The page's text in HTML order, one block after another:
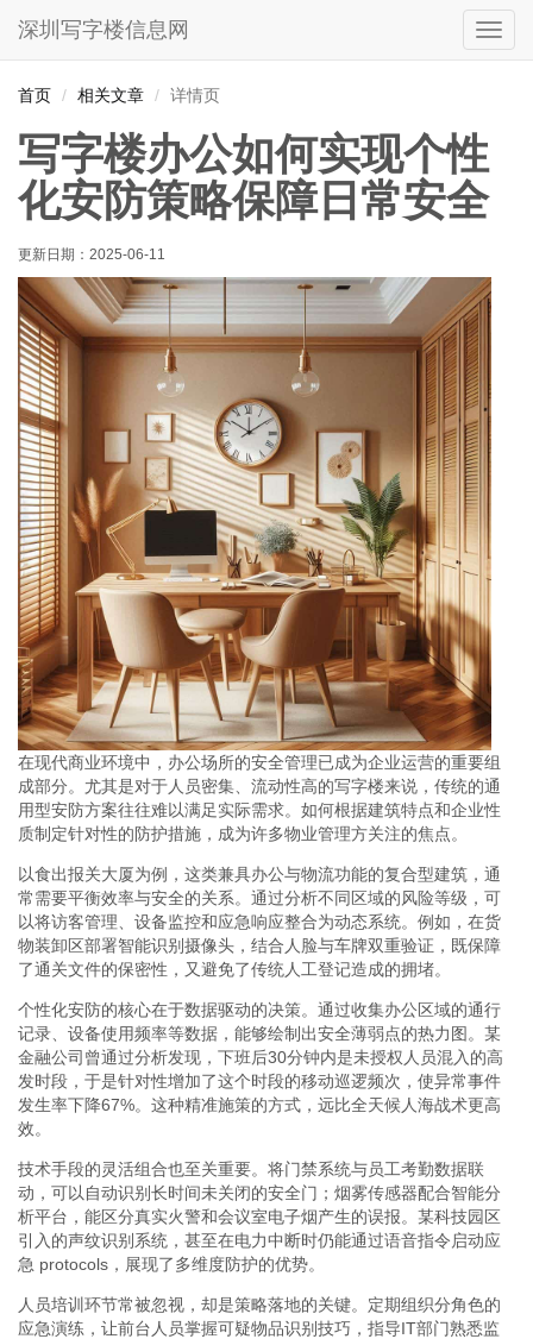
切
换
深圳写字楼信息网
首页 相关文章 详情页
写字楼办公如何实现个性
化安防策略保障日常安全
更新日期： 2025-06-11
在现代商业环境中，办公场所的安全管理已成为企业运营的重要组
成部分。尤其是对于人员密集、流动性高的写字楼来说，传统的通
用型安防方案往往难以满足实际需求。如何根据建筑特点和企业性
质制定针对性的防护措施，成为许多物业管理方关注的焦点。
以食出报关大厦为例，这类兼具办公与物流功能的复合型建筑，通
常需要平衡效率与安全的关系。通过分析不同区域的风险等级，可
以将访客管理、设备监控和应急响应整合为动态系统。例如，在货
物装卸区部署智能识别摄像头，结合人脸与车牌双重验证，既保障
了通关文件的保密性，又避免了传统人工登记造成的拥堵。
个性化安防的核心在于数据驱动的决策。通过收集办公区域的通行
记录、设备使用频率等数据，能够绘制出安全薄弱点的热力图。某
金融公司曾通过分析发现，下班后30分钟内是未授权人员混入的高
发时段，于是针对性增加了这个时段的移动巡逻频次，使异常事件
发生率下降67%。这种精准施策的方式，远比全天候人海战术更高
效。
技术手段的灵活组合也至关重要。将门禁系统与员工考勤数据联
动，可以自动识别长时间未关闭的安全门；烟雾传感器配合智能分
析平台，能区分真实火警和会议室电子烟产生的误报。某科技园区
引入的声纹识别系统，甚至在电力中断时仍能通过语音指令启动应
急 protocols，展现了多维度防护的优势。
人员培训环节常被忽视，却是策略落地的关键。定期组织分角色的
应急演练，让前台人员掌握可疑物品识别技巧，指导IT部门熟悉监